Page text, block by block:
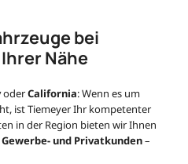
bei
Nähe
oderCalifornia: Wenn es um
ist Tiemeyer Ihr kompetenter
in der Region bieten wir Ihnen
Gewerbe- und Privatkunden–